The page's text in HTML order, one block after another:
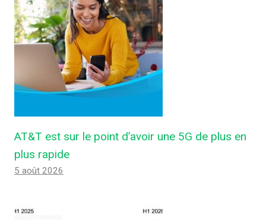
AT&T est sur le point d’avoir une 5G de plus en
plus rapide
5 août 2026